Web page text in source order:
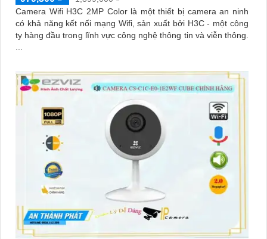
Camera Wifi H3C 2MP Color là một thiết bị camera an ninh
có khả năng kết nối mạng Wifi, sản xuất bởi H3C - một công
ty hàng đầu trong lĩnh vực công nghệ thông tin và viễn thông.